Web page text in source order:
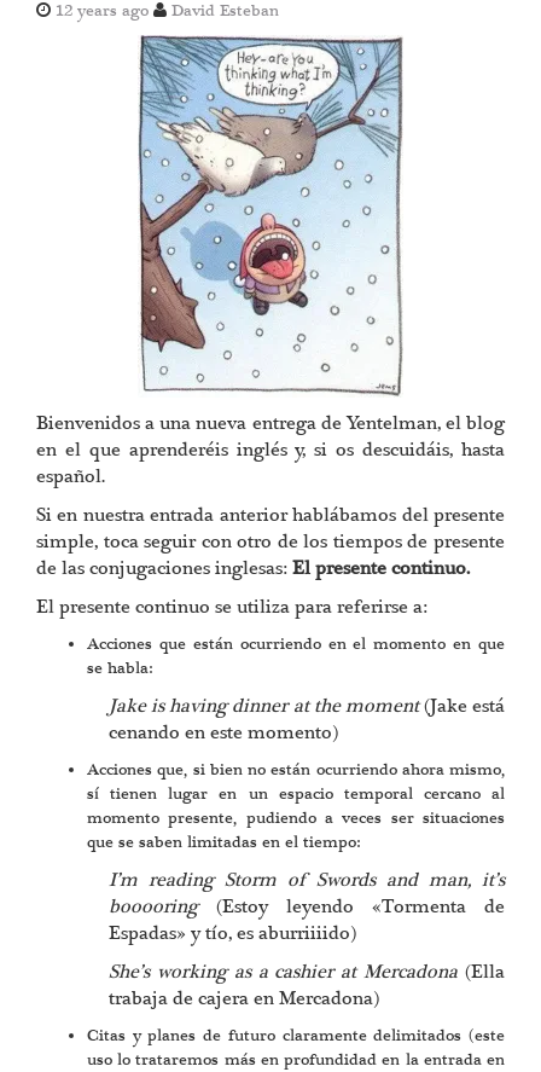
12 years ago David Esteban
Bienvenidos a una nueva entrega de Yentelman, el blog
en el que aprenderéis inglés y, si os descuidáis, hasta
español.
Si en nuestra entrada anterior hablábamos del presente
simple, toca seguir con otro de los tiempos de presente
de las conjugaciones inglesas:El presente continuo.
El presente continuo se utiliza para referirse a:
Acciones que están ocurriendo en el momento en que
se habla:
Jake is having dinner at the moment(Jake está
cenando en este momento)
Acciones que, si bien no están ocurriendo ahora mismo,
sí tienen lugar en un espacio temporal cercano al
momento presente, pudiendo a veces ser situaciones
que se saben limitadas en el tiempo:
I’m reading Storm of Swords and man, it’s
booooring (Estoy leyendo «Tormenta de
Espadas» y tío, es aburriiiido)
She’s working as a cashier at Mercadona (Ella
trabaja de cajera en Mercadona)
Citas y planes de futuro claramente delimitados (este
uso lo trataremos más en profundidad en la entrada en